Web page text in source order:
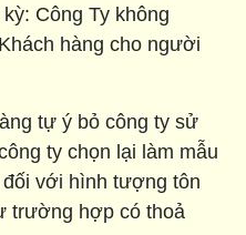
Công Ty không
hàng cho người
tự ý bỏ công ty sử
ty chọn lại làm mẫu
với hình tượng tôn
trường hợp có thoả